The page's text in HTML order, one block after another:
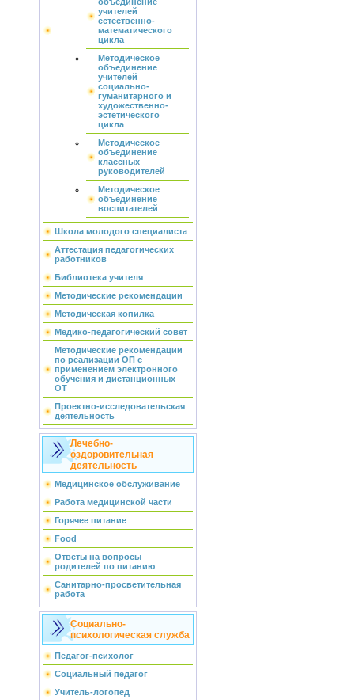
учителей
естественно-
математического
цикла
Методическое
объединение
учителей
социально-
гуманитарного и
художественно-
эстетического
цикла
Методическое
объединение
классных
руководителей
Методическое
объединение
воспитателей
Школа молодого специалиста
Аттестация педагогических
работников
Библиотека учителя
Методические рекомендации
Методическая копилка
Медико-педагогический совет
Методические рекомендации
по реализации ОП с
применением электронного
обучения и дистанционных
ОТ
Проектно-исследовательская
деятельность
Лечебно-
оздоровительная
деятельность
Медицинское обслуживание
Работа медицинской части
Горячее питание
Food
Ответы на вопросы
родителей по питанию
Санитарно-просветительная
работа
Социально-
психологическая служба
Педагог-психолог
Социальный педагог
Учитель-логопед